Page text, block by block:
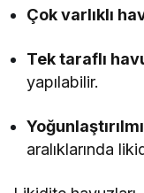
Çok varlıklı
Tek taraflı
yapılabilir.
aralıklarında